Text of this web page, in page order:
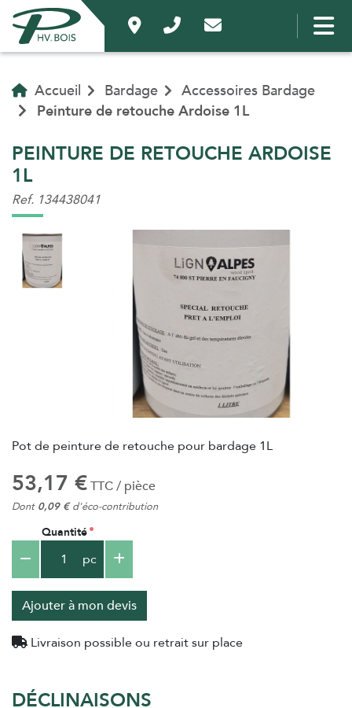
Accueil Bardage
Accessoires Bardage
Peinture de retouche Ardoise 1L
DÉCLINAISONS
PEINTURE DE RETOUCHE ARDOISE
1L
Ref. 134438041
Pot de peinture de retouche pour bardage 1L
53,17 €TTC / pièce
Dont 0,09 €d'éco-contribution
Quantité
pc
Ajouter à mon devis
Livraison possible ou retrait sur place